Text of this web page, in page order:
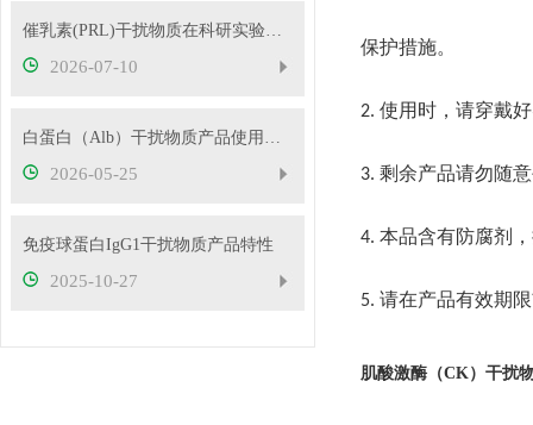
催乳素(PRL)干扰物质在科研实验中的应用——南京信帆技术有限公司产品概述
2026-07-10
白蛋白（Alb）干扰物质产品使用方法
2026-05-25
免疫球蛋白IgG1干扰物质产品特性
2025-10-27
保护措施。
2. 使用时，请穿戴
3. 剩余产品请勿随
4. 本品含有防腐剂
5. 请在产品有效期
肌酸激酶（CK）干扰